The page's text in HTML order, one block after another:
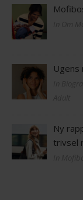
Ny
trivsel